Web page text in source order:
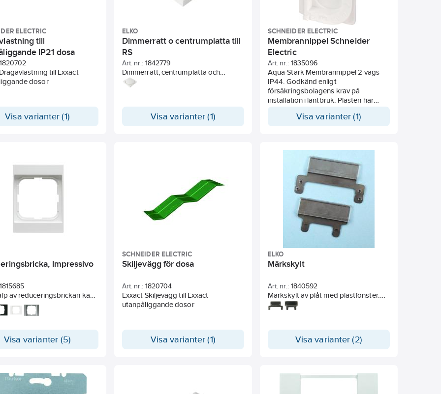
ELECTRIC
till
IP21 dosa
1820702
till Exxact
dosor
Visa varianter (1)
ELKO
Dimmerratt o centrumplatta till
RS
Art. nr.: 1842779
Dimmerratt, centrumplatta och
centrummutter för RS-dimmer. Fjällvit
1363144, 1363084 och 1363140
Visa varianter (1)
SCHNEIDER ELECTRIC
Membrannippel Schneider
Electric
Art. nr.: 1835096
Aqua-Stark Membrannippel 2-vägs
IP44. Godkänd enligt
försäkringsbolagens krav på
installation i lantbruk. Plasten har
vegetabiliska oljor och ammoniak
Visa varianter (1)
Impressivo
1815685
av reduceringsbrickan kan
med centrumplatta
i öppningar som är
för 2-vägs apparater i 100
Visa varianter (5)
SCHNEIDER ELECTRIC
Skiljevägg för dosa
Art. nr.: 1820704
Exxact Skiljevägg till Exxact
utanpåliggande dosor
Visa varianter (1)
ELKO
Märkskylt
Art. nr.: 1840592
Märkskylt av plåt med plastfönster.
För markeringsremsa 12mm.
Visa varianter (2)